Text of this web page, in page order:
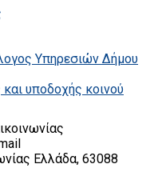
Υπηρεσιών Δήμου
υποδοχής κοινού
Ελλάδα, 63088